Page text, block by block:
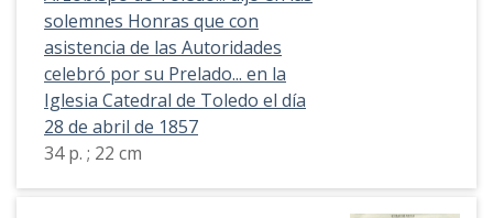
solemnes Honras que con
asistencia de las Autoridades
celebró por su Prelado... en la
Iglesia Catedral de Toledo el día
28 de abril de 1857
34 p. ; 22 cm